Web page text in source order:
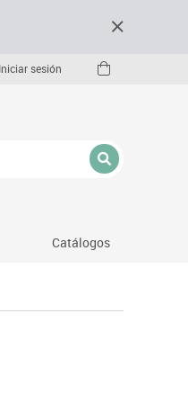
Iniciar sesión
Catálogos